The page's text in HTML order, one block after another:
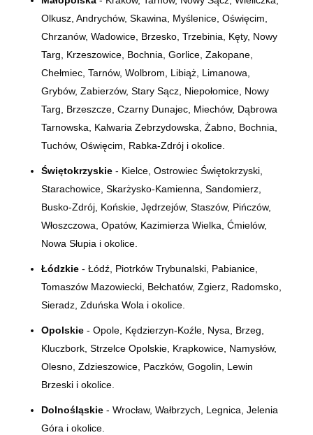
Olkusz, Andrychów, Skawina, Myślenice, Oświęcim,
Chrzanów, Wadowice, Brzesko, Trzebinia, Kęty, Nowy
Targ, Krzeszowice, Bochnia, Gorlice, Zakopane,
Chełmiec, Tarnów, Wolbrom, Libiąż, Limanowa,
Grybów, Zabierzów, Stary Sącz, Niepołomice, Nowy
Targ, Brzeszcze, Czarny Dunajec, Miechów, Dąbrowa
Tarnowska, Kalwaria Zebrzydowska, Żabno, Bochnia,
Tuchów, Oświęcim, Rabka-Zdrój i okolice.
Świętokrzyskie- Kielce, Ostrowiec Świętokrzyski,
Starachowice, Skarżysko-Kamienna, Sandomierz,
Busko-Zdrój, Końskie, Jędrzejów, Staszów, Pińczów,
Włoszczowa, Opatów, Kazimierza Wielka, Ćmielów,
Nowa Słupia i okolice.
Łódzkie- Łódź, Piotrków Trybunalski, Pabianice,
Tomaszów Mazowiecki, Bełchatów, Zgierz, Radomsko,
Sieradz, Zduńska Wola i okolice.
Opolskie- Opole, Kędzierzyn-Koźle, Nysa, Brzeg,
Kluczbork, Strzelce Opolskie, Krapkowice, Namysłów,
Olesno, Zdzieszowice, Paczków, Gogolin, Lewin
Brzeski i okolice.
Dolnośląskie- Wrocław, Wałbrzych, Legnica, Jelenia
Góra i okolice.